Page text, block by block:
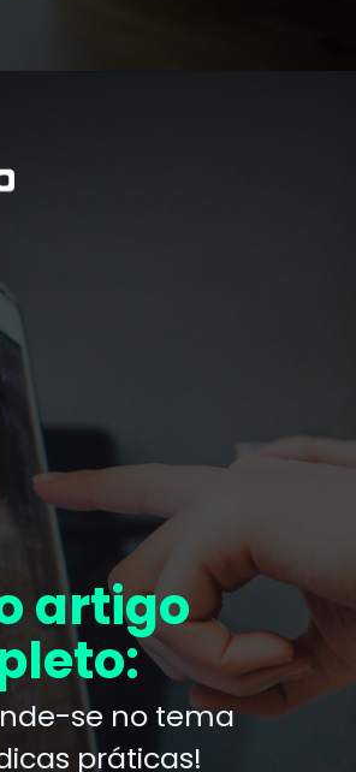
artigo
se no tema
práticas!